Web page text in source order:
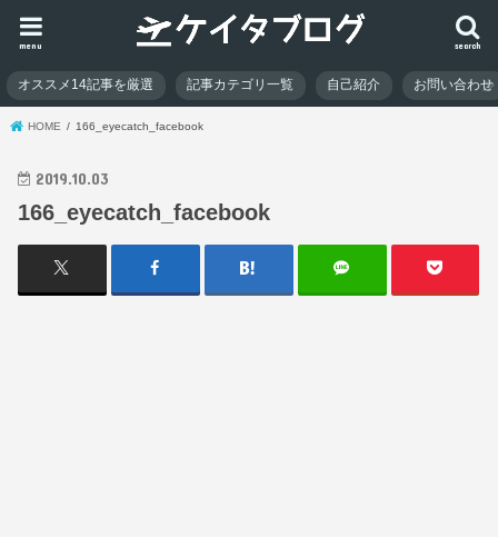
search
menu
オススメ14記事を厳選 記事カテゴリ一覧 自己紹介 お問い合わせ
HOME 166_eyecatch_facebook
2019.10.03
166_eyecatch_facebook